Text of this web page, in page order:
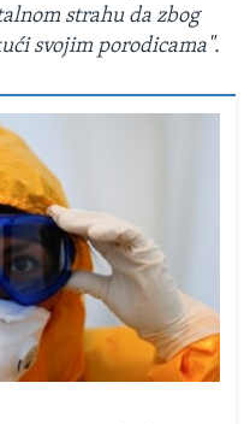
strahu da zbog
svojim porodicama".